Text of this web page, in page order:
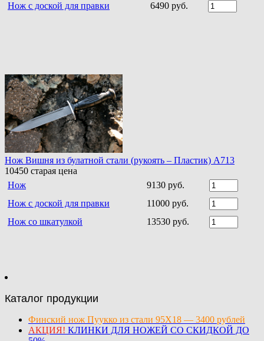
Нож с доской для правки
6490 руб.
Нож Вишня из булатной стали (рукоять – Пластик) A713
10450 старая цена
Нож
9130 руб.
Нож с доской для правки
11000 руб.
Нож со шкатулкой
13530 руб.
Каталог продукции
Финский нож Пуукко из стали 95Х18 — 3400 рублей
АКЦИЯ! КЛИНКИ ДЛЯ НОЖЕЙ СО СКИДКОЙ ДО